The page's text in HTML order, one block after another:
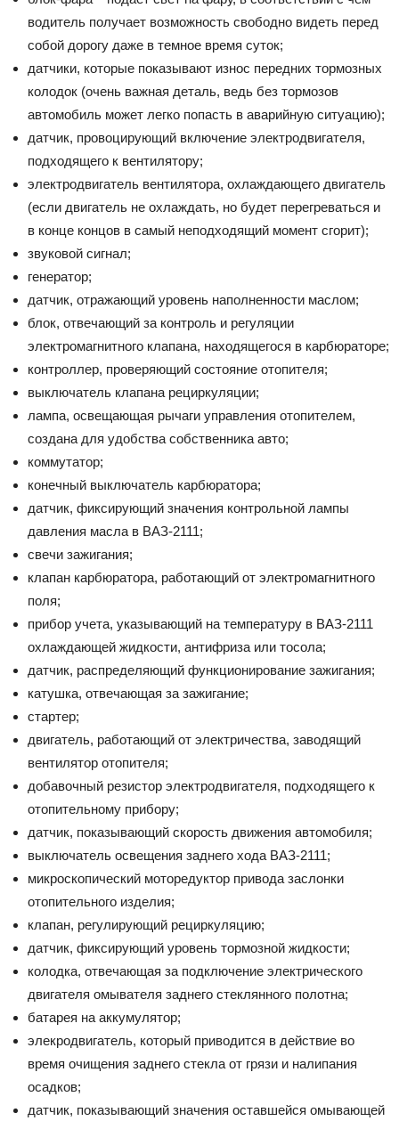
водитель получает возможность свободно видеть перед
собой дорогу даже в темное время суток;
датчики, которые показывают износ передних тормозных
колодок (очень важная деталь, ведь без тормозов
автомобиль может легко попасть в аварийную ситуацию);
датчик, провоцирующий включение электродвигателя,
подходящего к вентилятору;
электродвигатель вентилятора, охлаждающего двигатель
(если двигатель не охлаждать, но будет перегреваться и
в конце концов в самый неподходящий момент сгорит);
звуковой сигнал;
генератор;
датчик, отражающий уровень наполненности маслом;
блок, отвечающий за контроль и регуляции
электромагнитного клапана, находящегося в карбюраторе;
контроллер, проверяющий состояние отопителя;
выключатель клапана рециркуляции;
лампа, освещающая рычаги управления отопителем,
создана для удобства собственника авто;
коммутатор;
конечный выключатель карбюратора;
датчик, фиксирующий значения контрольной лампы
давления масла в ВАЗ-2111;
свечи зажигания;
клапан карбюратора, работающий от электромагнитного
поля;
прибор учета, указывающий на температуру в ВАЗ-2111
охлаждающей жидкости, антифриза или тосола;
датчик, распределяющий функционирование зажигания;
катушка, отвечающая за зажигание;
стартер;
двигатель, работающий от электричества, заводящий
вентилятор отопителя;
добавочный резистор электродвигателя, подходящего к
отопительному прибору;
датчик, показывающий скорость движения автомобиля;
выключатель освещения заднего хода ВАЗ-2111;
микроскопический моторедуктор привода заслонки
отопительного изделия;
клапан, регулирующий рециркуляцию;
датчик, фиксирующий уровень тормозной жидкости;
колодка, отвечающая за подключение электрического
двигателя омывателя заднего стеклянного полотна;
батарея на аккумулятор;
элекродвигатель, который приводится в действие во
время очищения заднего стекла от грязи и налипания
осадков;
датчик, показывающий значения оставшейся омывающей